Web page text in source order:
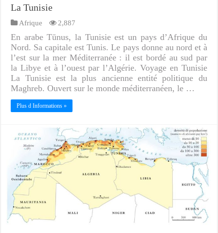
La Tunisie
Afrique 2,887
En arabe Tūnus, la Tunisie est un pays d’Afrique du
Nord. Sa capitale est Tunis. Le pays donne au nord et à
l’est sur la mer Méditerranée : il est bordé au sud par
la Libye et à l’ouest par l’Algérie. Voyage en Tunisie
La Tunisie est la plus ancienne entité politique du
Maghreb. Ouvert sur le monde méditerranéen, le …
Plus d Informations »